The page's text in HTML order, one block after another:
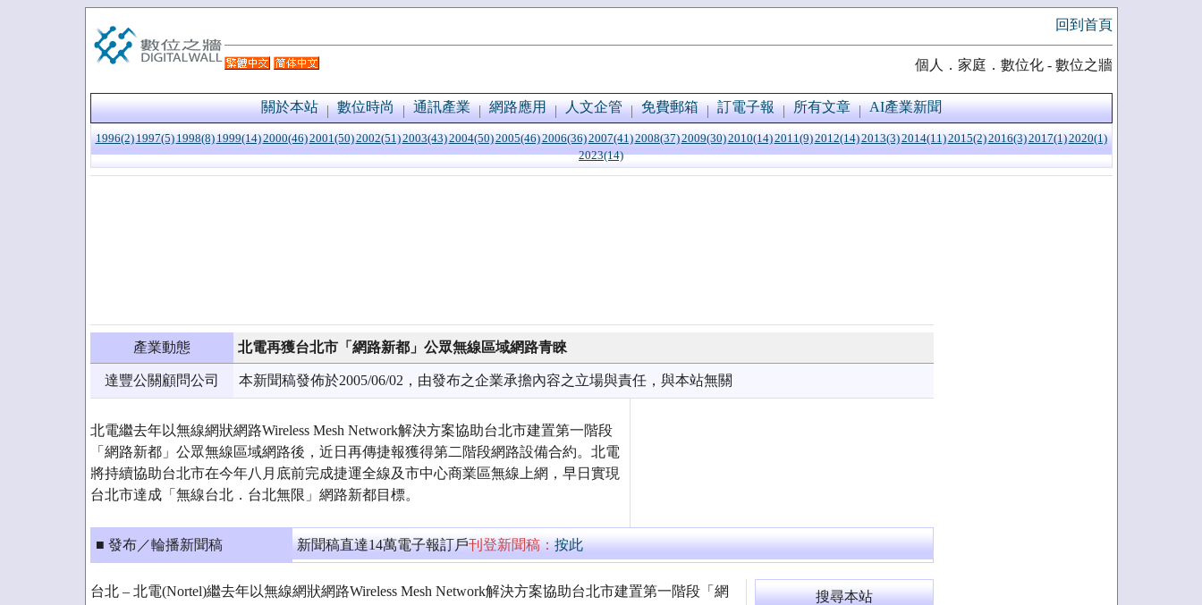
回到首頁
個人．家庭．數位化 - 數位之牆
關於本站 數位時尚 通訊產業 網路應用 人文企管 免費郵箱 訂電子報 所有文章 AI產業新聞
1996(2) 1997(5) 1998(8) 1999(14)2000(46)2001(50)2002(51)2003(43)2004(50)2005(46)2006(36)2007(41)2008(37)2009(30)2010(14)2011(9)2012(14)2013(3)2014(11)2015(2)2016(3)2017(1)2020(1)
2023(14)
產業動態 北電再獲台北市「網路新都」公眾無線區域網路青睞
達豐公關顧問公司 本新聞稿發佈於2005/06/02，由發布之企業承擔內容之立場與責任，與本站無關
北電繼去年以無線網狀網路Wireless Mesh Network解決方案協助台北市建置第一階段
「網路新都」公眾無線區域網路後，近日再傳捷報獲得第二階段網路設備合約。北電
將持續協助台北市在今年八月底前完成捷運全線及市中心商業區無線上網，早日實現
台北市達成「無線台北．台北無限」網路新都目標。
■ 發布／輪播新聞稿 新聞稿直達14萬電子報訂戶刊登新聞稿：按此
台北 – 北電(Nortel)繼去年以無線網狀網路Wireless Mesh Network解決方案協助台北市建置第一階段「網
搜尋本站